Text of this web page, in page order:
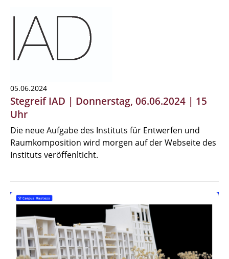
05.06.2024
Stegreif IAD | Donnerstag, 06.06.2024 | 15
Uhr
Die neue Aufgabe des Instituts für Entwerfen und
Raumkomposition wird morgen auf der Webseite des
Instituts veröffenlticht.